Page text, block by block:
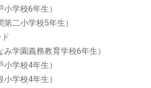
学校6年生）
二小学校5年生）
学園義務教育学校6年生）
学校4年生）
学校4年生）